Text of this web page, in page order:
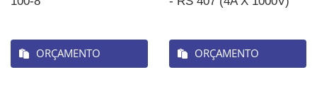
ORÇAMENTO ORÇAMENTO